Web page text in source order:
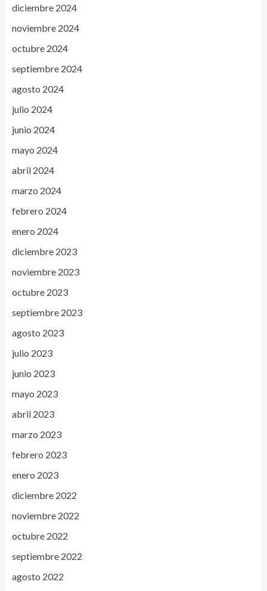
diciembre 2024
noviembre 2024
octubre 2024
septiembre 2024
agosto 2024
julio 2024
junio 2024
mayo 2024
abril 2024
marzo 2024
febrero 2024
enero 2024
diciembre 2023
noviembre 2023
octubre 2023
septiembre 2023
agosto 2023
julio 2023
junio 2023
mayo 2023
abril 2023
marzo 2023
febrero 2023
enero 2023
diciembre 2022
noviembre 2022
octubre 2022
septiembre 2022
agosto 2022